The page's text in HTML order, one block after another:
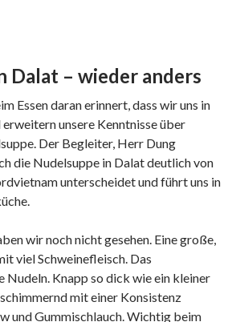
Dalat – wieder anders
Essen daran erinnert, dass wir uns in
unsere Kenntnisse über
Der Begleiter, Herr Dung
die Nudelsuppe in Dalat deutlich von
unterscheidet und führt uns in
wir noch nicht gesehen. Eine große,
viel Schweinefleisch. Das
Nudeln. Knapp so dick wie ein kleiner
mit einer Konsistenz
und Gummischlauch. Wichtig beim